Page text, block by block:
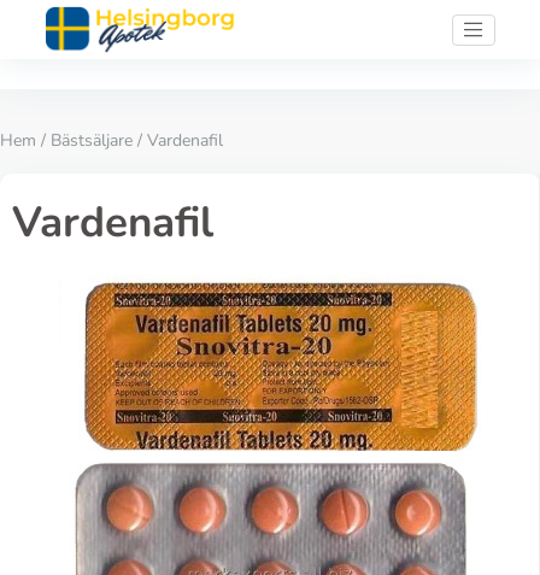
Hem / Bästsäljare / Vardenafil
Vardenafil